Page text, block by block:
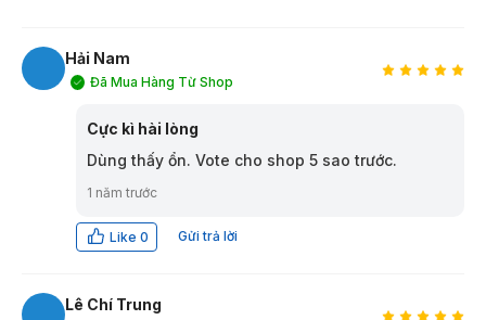
Hải Nam
Đã Mua Hàng Từ Shop
Cực kì hài lòng
Dùng thấy ổn. Vote cho shop 5 sao trước.
1 năm trước
Like 0 Gửi trả lời
Lê Chí Trung